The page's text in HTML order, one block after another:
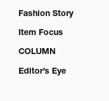
Fashion Story
Item Focus
COLUMN
Editor’s Eye